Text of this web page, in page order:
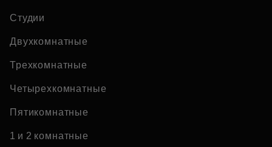
Студии
Двухкомнатные
Трехкомнатные
Четырехкомнатные
Пятикомнатные
1 и 2 комнатные